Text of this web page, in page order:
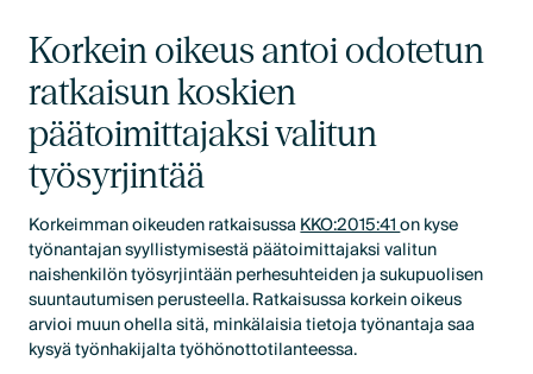
Korkein oikeus antoi odotetun
ratkaisun koskien
päätoimittajaksi valitun
työsyrjintää
Korkeimman oikeuden ratkaisussaKKO:2015:41on kyse
työnantajan syyllistymisestä päätoimittajaksi valitun
naishenkilön työsyrjintään perhesuhteiden ja sukupuolisen
suuntautumisen perusteella. Ratkaisussa korkein oikeus
arvioi muun ohella sitä, minkälaisia tietoja työnantaja saa
kysyä työnhakijalta työhönottotilanteessa.